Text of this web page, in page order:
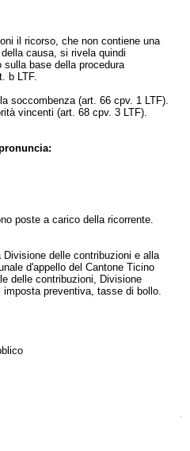
il ricorso, che non contiene una
causa, si rivela quindi
base della procedura
b LTF.
soccombenza (art. 66 cpv. 1 LTF).
vincenti (art. 68 cpv. 3 LTF).
poste a carico della ricorrente.
delle contribuzioni e alla
d'appello del Cantone Ticino
delle contribuzioni, Divisione
preventiva, tasse di bollo.